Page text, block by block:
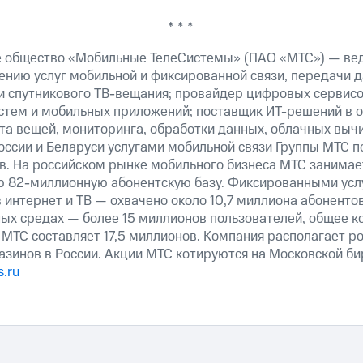
* * *
общество «Мобильные ТелеСистемы» (ПАО «МТС») —
услуг мобильной и фиксированной связи, передачи
спутникового ТВ-вещания; провайдер цифровых
и мобильных приложений; поставщик ИТ-решений в
вещей, мониторинга, обработки данных, облачных
и Беларуси услугами мобильной связи Группы МТС
На российском рынке мобильного бизнеса МТС
82-миллионную абонентскую базу. Фиксированными
и ТВ — охвачено около 10,7 миллиона
средах — более 15 миллионов пользователей, общее
составляет 17,5 миллионов. Компания располагает
в России. Акции МТС котируются на Московской